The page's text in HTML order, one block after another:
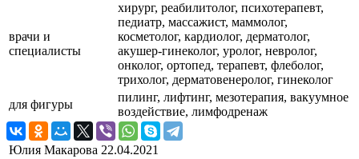
врачи и
специалисты
хирург, реабилитолог, психотерапевт,
педиатр, массажист, маммолог,
косметолог, кардиолог, дерматолог,
акушер-гинеколог, уролог, невролог,
онколог, ортопед, терапевт, флеболог,
трихолог, дерматовенеролог, гинеколог
для фигуры
пилинг, лифтинг, мезотерапия, вакуумное
воздействие, лимфодренаж
Юлия Макарова 22.04.2021